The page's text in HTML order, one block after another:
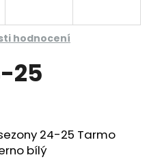
hodnocení
25
24-25 Tarmo
bílý